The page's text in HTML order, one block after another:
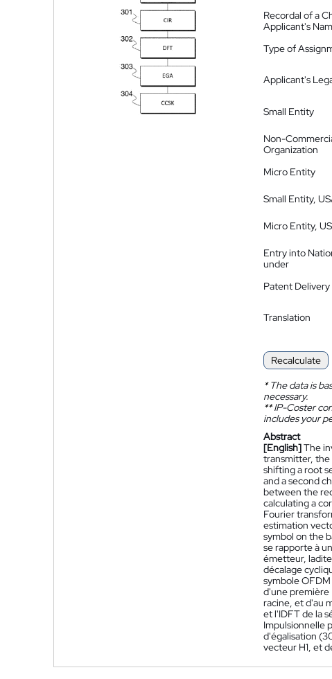
Recordal of a
Applicant's
Type of
Applicant's
Small Entity
Non-
Organization
Micro Entity
Small Entity,
Micro Entity,
Entry into
under
Patent Delivery
Translation
Recalculate
*The data is
necessary.
**IP-Coster
includes your
Abstract
[English]The
transmitter, the
shifting a root
and a second
between the
calculating a
Fourier
estimation
symbol on the
se rapporte à
émetteur,
décalage
symbole
d'une première
racine, et d'au
et l'IDFT de la
Impulsionnelle
d'égalisation
vecteur H1, et